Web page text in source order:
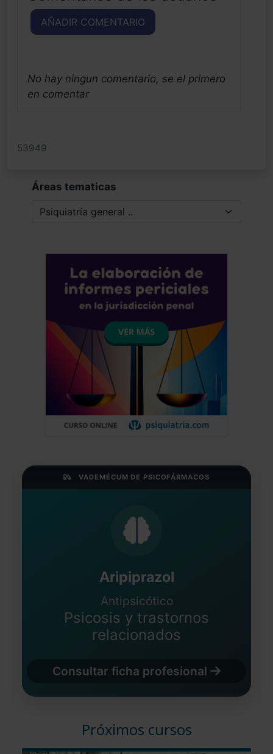
AÑADIR COMENTARIO
No hay ningun comentario, se el primero
en comentar
53949
Áreas tematicas
VADEMÉCUM DE PSICOFÁRMACOS
Aripiprazol
Antipsicótico
Psicosis y trastornos
relacionados
Consultar ficha profesional
Próximos cursos